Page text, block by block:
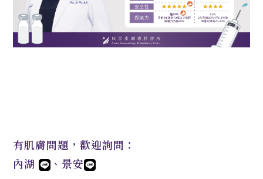
有肌膚問題，歡迎詢問：
內湖
、景安